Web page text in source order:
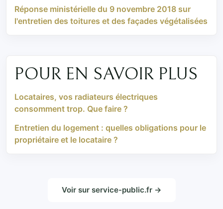
Réponse ministérielle du 9 novembre 2018 sur
l'entretien des toitures et des façades végétalisées
POUR EN SAVOIR PLUS
Locataires, vos radiateurs électriques
consomment trop. Que faire ?
Entretien du logement : quelles obligations pour le
propriétaire et le locataire ?
Voir sur service-public.fr →